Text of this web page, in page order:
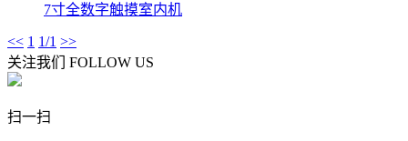
7寸全数字触摸室内机
<< 1 1/1 >>
关注我们
FOLLOW US
扫一扫